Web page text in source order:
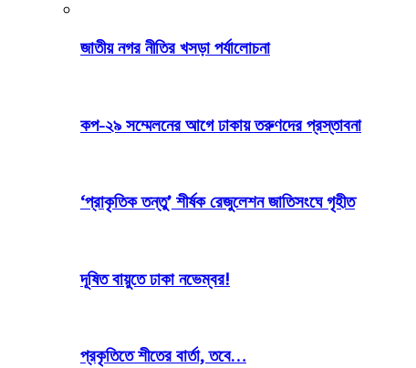
জাতীয় নগর নীতির খসড়া পর্যালোচনা
কপ-২৯ সম্মেলনের আগে ঢাকায় তরুণদের প্রস্তাবনা
‘প্রাকৃতিক তন্তু’ শীর্ষক রেজুলেশন জাতিসংঘে গৃহীত
দূষিত বায়ুতে ঢাকা নভেম্বর!
প্রকৃতিতে শীতের বার্তা, তবে…